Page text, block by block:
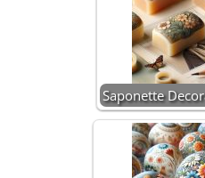
Saponette